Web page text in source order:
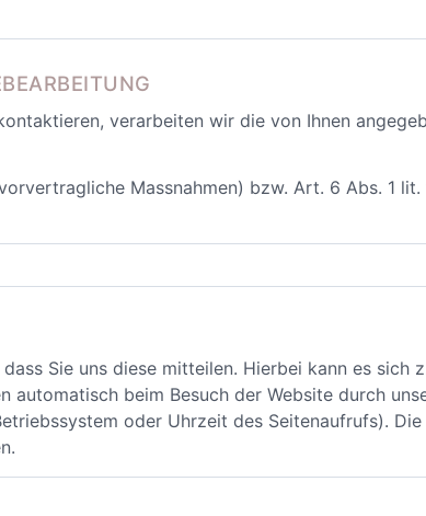
verarbeiten wir die von Ihnen
Massnahmen) bzw. Art. 6 Abs. 1
Sie uns diese mitteilen. Hierbei kann es sich
automatisch beim Besuch der Website durch
oder Uhrzeit des Seitenaufrufs).